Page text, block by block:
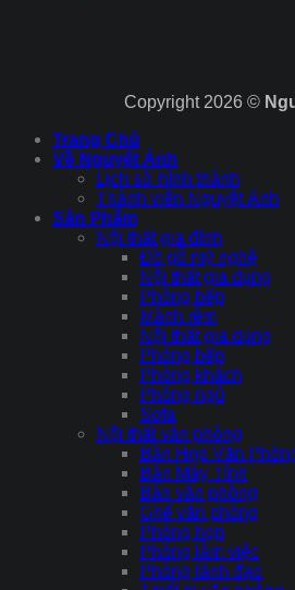
Copyright 2026 ©
Trang Chủ
Về Nguyệt Ánh
Lịch sử hình thành
Thành viên Nguyệt Ánh
Sản Phẩm
Nội thất gia đình
Đồ gỗ mỹ nghệ
Nội thất gia dụng
Phòng bếp
Mành rèm
Nội thất gia dụng
Phòng bếp
Phòng khách
Phòng ngủ
Sofa
Nội thất văn phòng
Bàn Họp Văn
Bàn Máy Tính
Bàn văn phòng
Ghế văn phòng
Phòng họp
Phòng làm việc
Phòng lãnh đạo